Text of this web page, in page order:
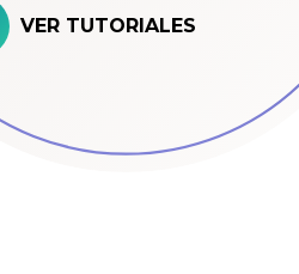
VER TUTORIALES